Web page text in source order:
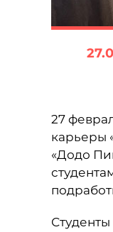
27
карьеры
«Додо